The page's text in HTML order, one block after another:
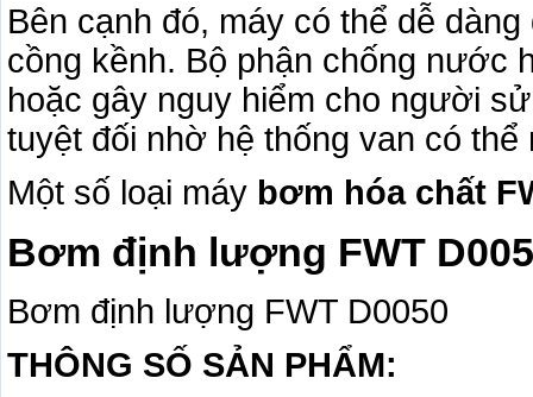
Bên cạnh đó, máy có thể dễ
cồng kềnh. Bộ phận chống nước
hoặc gây nguy hiểm cho người
tuyệt đối nhờ hệ thống van có thể
Một số loại máy bơm hóa chất
Bơm định lượng FWT
Bơm định lượng FWT D0050
THÔNG SỐ SẢN PHẨM: